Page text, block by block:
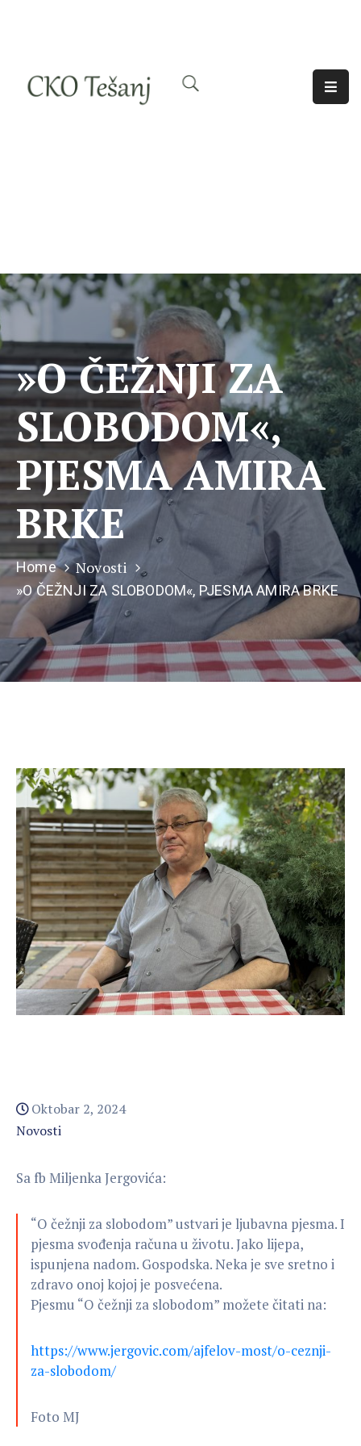
Nama
»O ČEŽNJI ZA
SLOBODOM«,
PJESMA AMIRA
BRKE
Home Novosti
»O ČEŽNJI ZA SLOBODOM«, PJESMA AMIRA BRKE
Oktobar 2, 2024
Novosti
Sa fb Miljenka Jergovića:
“O čežnji za slobodom” ustvari je ljubavna pjesma. I
pjesma svođenja računa u životu. Jako lijepa,
ispunjena nadom. Gospodska. Neka je sve sretno i
zdravo onoj kojoj je posvećena.
Pjesmu “O čežnji za slobodom” možete čitati na:
https://www.jergovic.com/ajfelov-most/o-ceznji-
za-slobodom/
Foto MJ